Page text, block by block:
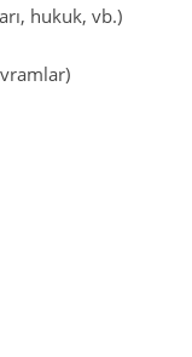
hukuk, vb.)